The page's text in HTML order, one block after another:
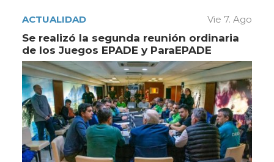
ACTUALIDAD Vie 7. Ago
Se realizó la segunda reunión ordinaria
de los Juegos EPADE y ParaEPADE